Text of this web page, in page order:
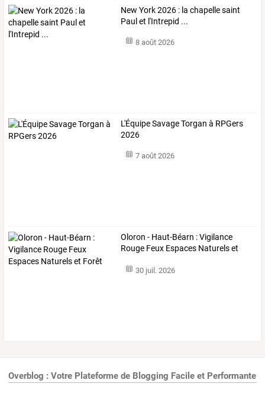
New York 2026 : la chapelle saint
Paul et l'Intrepid ...
8 août 2026
L'Équipe Savage Torgan à RPGers
2026
7 août 2026
Oloron - Haut-Béarn : Vigilance
Rouge Feux Espaces Naturels et
30 juil. 2026
Overblog : Votre Plateforme de Blogging Facile et Performante